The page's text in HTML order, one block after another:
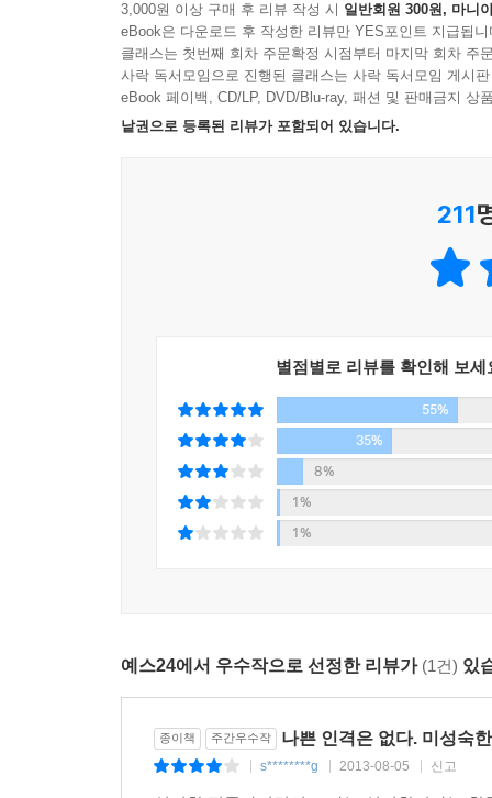
3,000원 이상 구매 후 리뷰 작성 시 일반회원 300원, 마니
eBook은 다운로드 후 작성한 리뷰만 YES포인트 지급됩니
클래스는 첫번째 회차 주문확정 시점부터 마지막 회차 주
사락 독서모임으로 진행된 클래스는 사락 독서모임 게시
eBook 페이백, CD/LP, DVD/Blu-ray, 패션 및 판매금지 상
낱권으로 등록된 리뷰가 포함되어 있습니다.
211
별점별로 리뷰를 확인해 보세
55%
35%
8%
1%
1%
예스24에서 우수작으로 선정한 리뷰가 (1건) 있
종이책 주간우수작 나쁜 인격은 없다. 미성숙
s********g 2013-08-05 신고